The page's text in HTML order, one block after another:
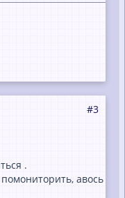
#3
.
авось